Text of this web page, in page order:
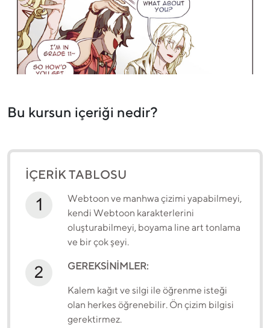
Bu kursun içeriği nedir?
İÇERİK TABLOSU
Webtoon ve manhwa çizimi yapabilmeyi,
kendi Webtoon karakterlerini
oluşturabilmeyi, boyama line art tonlama
ve bir çok şeyi.
GEREKSİNİMLER:
Kalem kağıt ve silgi ile öğrenme isteği
olan herkes öğrenebilir. Ön çizim bilgisi
gerektirmez.